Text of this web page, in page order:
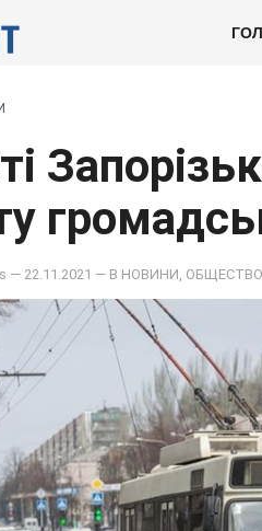
— 22.11.2021 — В НОВИНИ ОБЩЕСТВО